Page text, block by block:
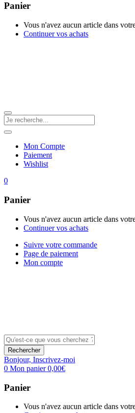
Panier
Vous n'avez aucun article dans
Continuer vos achats
Mon Compte
Paiement
Wishlist
0
Panier
Vous n'avez aucun article dans
Continuer vos achats
Suivre votre commande
Page de paiement
Mon compte
Rechercher
Bonjour, Inscrivez-moi
0 Mon panier0,00€
Panier
Vous n'avez aucun article dans